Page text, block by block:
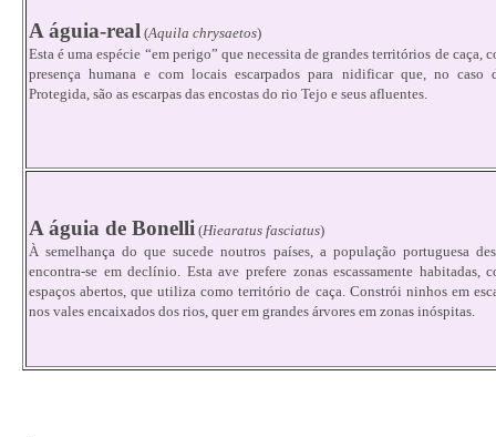
A águia-real (Aquila chrysaetos)
Esta é uma espécie “em perigo” que necessita de grandes territórios de caça,
presença humana e com locais escarpados para nidificar que, no caso
Protegida, são as escarpas das encostas do rio Tejo e seus afluentes.
A águia de Bonelli (Hiearatus fasciatus)
À semelhança do que sucede noutros países, a população portuguesa
encontra-se em declínio. Esta ave prefere zonas escassamente habitadas,
espaços abertos, que utiliza como território de caça. Constrói ninhos em
nos vales encaixados dos rios, quer em grandes árvores em zonas inóspitas.